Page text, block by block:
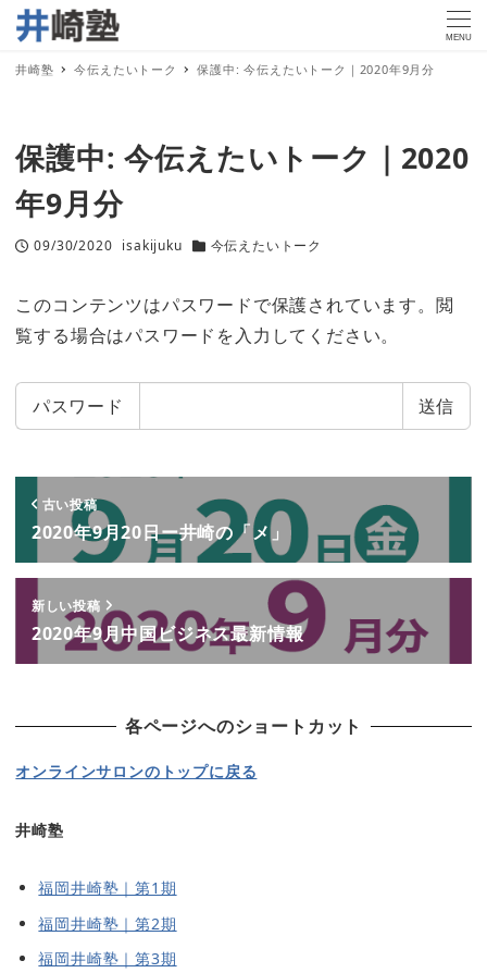
MENU
井崎塾 今伝えたいトーク 保護中: 今伝えたいトーク｜2020年9月分
保護中: 今伝えたいトーク｜2020
年9月分
投稿日
09/30/2020
著
isakijuku
カテゴリー
今伝えたいトーク
このコンテンツはパスワードで保護されています。閲
覧する場合はパスワードを入力してください。
パスワード
古い投稿
2020年9月20日ー井崎の「メ」
新しい投稿
2020年9月中国ビジネス最新情報
各ページへのショートカット
オンラインサロンのトップに戻る
井崎塾
福岡井崎塾｜第1期
福岡井崎塾｜第2期
福岡井崎塾｜第3期